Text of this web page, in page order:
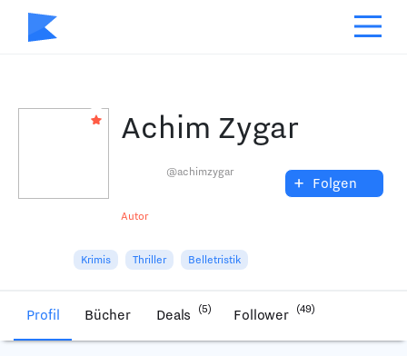
Achim Zygar
Autor
@achimzygar + Folgen
Krimis Thriller Belletristik
Profil Bücher Deals (5) Follower (49)